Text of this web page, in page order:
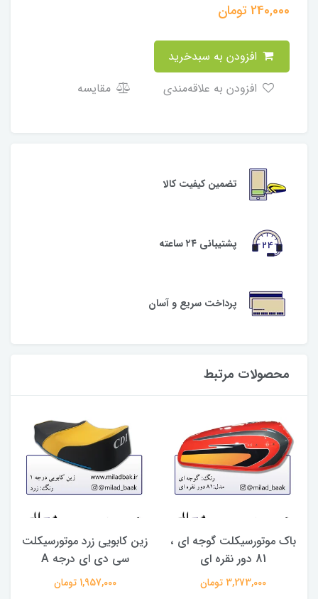
240,000تومان
مقایسه
تضمین کیفیت کالا
پشتیبانی ۲۴ ساعته
پرداخت سریع و آسان
محصولات مرتبط
باک موتورسیکلت گوجه ای ،
81 دور نقره ای
3,273,000 تومان
زین کابویی زرد موتورسیکلت
سی دی ای درجه A
1,957,000 تومان